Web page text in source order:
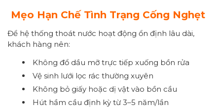
Mẹo Hạn Chế Tình Trạng Cống Nghẹt
Để hệ thống thoát nước hoạt động ổn định lâu dài,
khách hàng nên:
Không đổ dầu mỡ trực tiếp xuống bồn rửa
Vệ sinh lưới lọc rác thường xuyên
Không bỏ giấy hoặc dị vật vào bồn cầu
Hút hầm cầu định kỳ từ 3–5 năm/lần